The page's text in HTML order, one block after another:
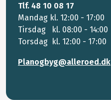
Tlf. 48 10 08 17
Mandag kl. 12:00 - 17:00
Tirsdag kl. 08:00 - 14:00
Torsdag kl. 12:00 - 17:00
Planogbyg@alleroed.dk